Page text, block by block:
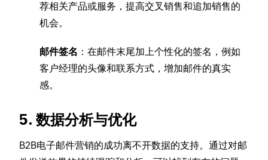
荐相关产品或服务，提高交叉销售和追加销售的
机会。
邮件签名 ：在邮件末尾加上个性化的签名，例如
客户经理的头像和联系方式，增加邮件的真实
感。
5. 数据分析与优化
B2B电子邮件营销的成功离不开数据的支持。通过对邮